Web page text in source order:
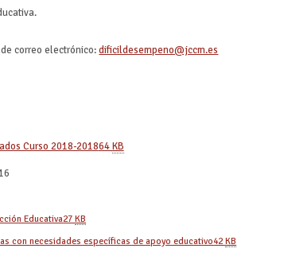
correo electrónico:dificildesempeno@jccm.es
Curso 2018-201864KB
Educativa27KB
con necesidades específicas de apoyo educativo42KB